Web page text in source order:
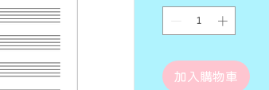
加入購物車